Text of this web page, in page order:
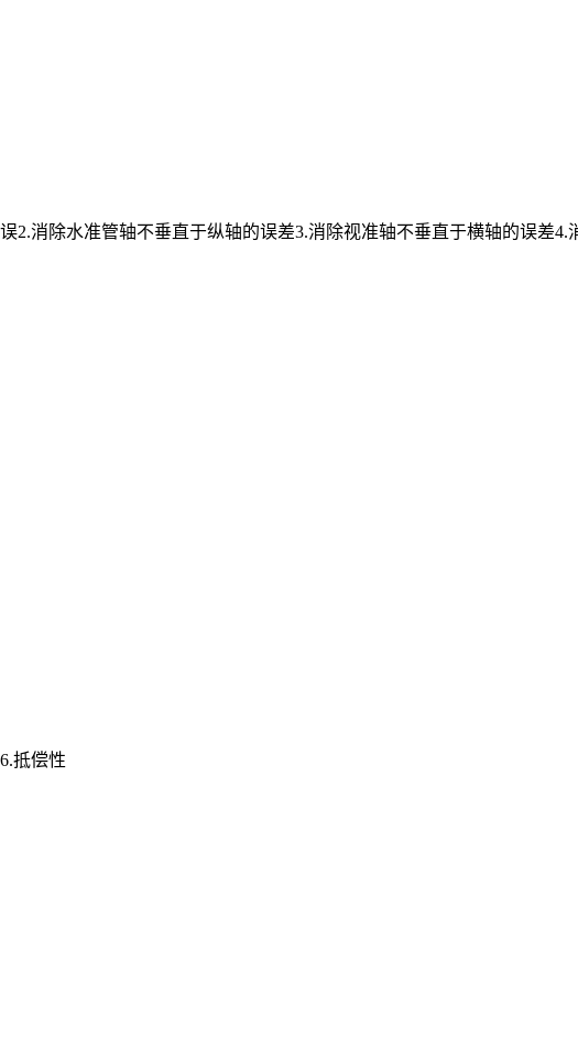
消除水准管轴不垂直于纵轴的误差3.消除视准轴不垂直于横轴的误差4.
抵偿性